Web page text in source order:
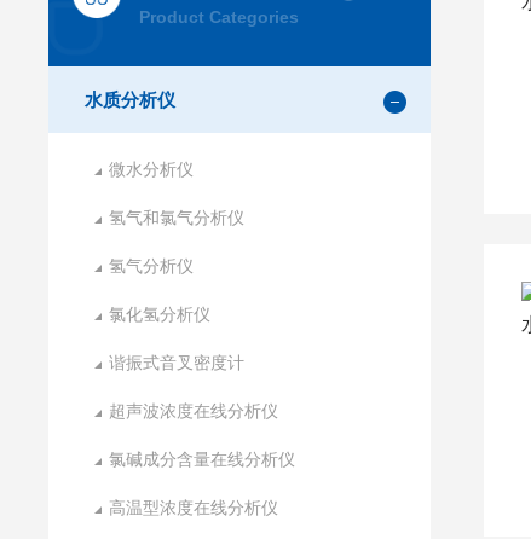
Product Categories
水质分析仪
微水分析仪
氢气和氯气分析仪
氢气分析仪
氯化氢分析仪
谐振式音叉密度计
超声波浓度在线分析仪
氯碱成分含量在线分析仪
高温型浓度在线分析仪